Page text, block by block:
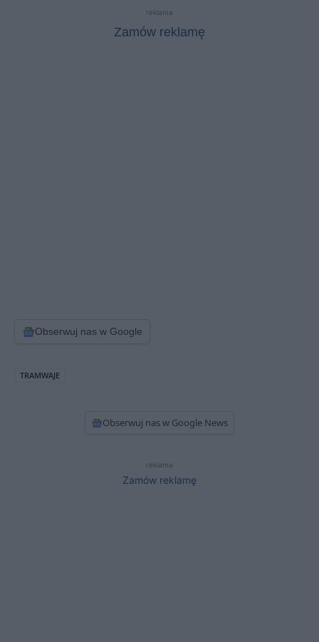
reklama
Zamów reklamę
Obserwuj nas w Google
TRAMWAJE
Obserwuj nas w Google News
reklama
Zamów reklamę